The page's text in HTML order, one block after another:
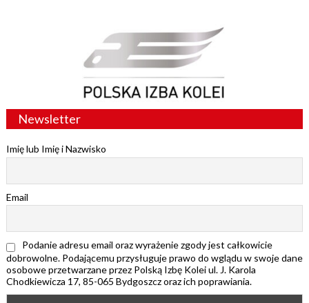
Newsletter
Imię lub Imię i Nazwisko
Email
Podanie adresu email oraz wyrażenie zgody jest całkowicie
dobrowolne. Podającemu przysługuje prawo do wglądu w swoje dane
osobowe przetwarzane przez Polską Izbę Kolei ul. J. Karola
Chodkiewicza 17, 85-065 Bydgoszcz oraz ich poprawiania.